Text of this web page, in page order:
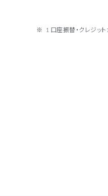
1 口座振替・クレジッ